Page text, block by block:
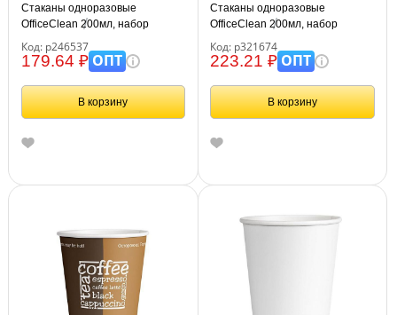
Стаканы одноразовые
OfficeClean 200мл, набор
прозрачные, хол/гор
Код: р246537
179.64 ₽ОПТ
В корзину
Стаканы одноразовые
OfficeClean 200мл, набор
прозрачные, хол/гор
Код: р321674
223.21 ₽ОПТ
В корзину